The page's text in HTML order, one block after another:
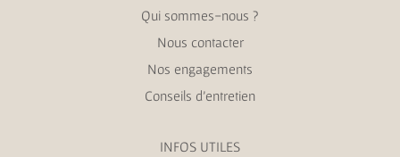
Qui sommes-nous ?
Nous contacter
Nos engagements
Conseils d’entretien
INFOS UTILES